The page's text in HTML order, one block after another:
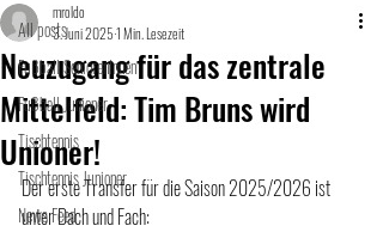
All posts
Fußball SeniorenInnen
Fußball Junioner
Tischtennis
Tischtennis Junioner
News Feed
Neuzugang für das zentrale
Mittelfeld: Tim Bruns wird
Unioner!
mroldo
3. Juni 20251 Min. Lesezeit
Der erste Transfer für die Saison 2025/2026 ist
unter Dach und Fach: